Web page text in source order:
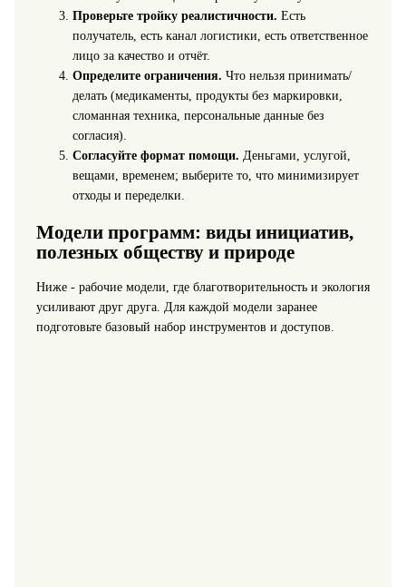
Проверьте тройку реалистичности. Есть
получатель, есть канал логистики, есть ответственное
лицо за качество и отчёт.
Определите ограничения. Что нельзя принимать/
делать (медикаменты, продукты без маркировки,
сломанная техника, персональные данные без
согласия).
Согласуйте формат помощи. Деньгами, услугой,
вещами, временем; выберите то, что минимизирует
отходы и переделки.
Модели программ: виды инициатив,
полезных обществу и природе
Ниже - рабочие модели, где благотворительность и экология
усиливают друг друга. Для каждой модели заранее
подготовьте базовый набор инструментов и доступов.